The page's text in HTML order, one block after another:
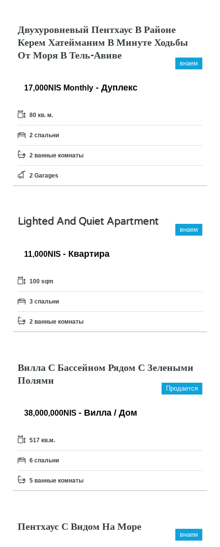
Двухуровневый Пентхаус В Районе
Керем Хатейманим В Минуте Ходьбы
От Моря В Тель-Авиве
внаем
17,000NIS Monthly - Дуплекс
80 кв. м.
2 спальни
2 ванные комнаты
2 Garages
Lighted And Quiet Apartment
внаем
11,000NIS - Квартира
100 sqm
3 спальни
2 ванные комнаты
Вилла С Бассейном Рядом С Зелеными
Полями
Продается
38,000,000NIS - Вилла / Дом
517 кв.м.
6 спальни
5 ванные комнаты
Пентхаус С Видом На Море
внаем